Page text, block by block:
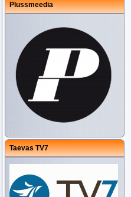
Plussmeedia
Taevas TV7